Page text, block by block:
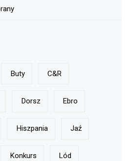
Buty C&r
Dorsz Ebro
Hiszpania Jaź
Konkurs Lód